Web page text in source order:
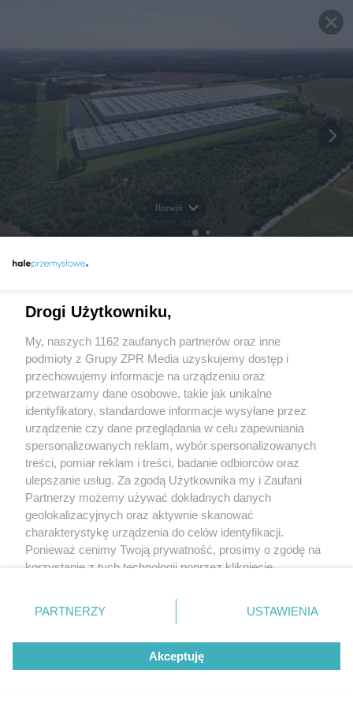
Rozwiń
Drogi Użytkowniku,
My, naszych 1162 zaufanych partnerów oraz inne
podmioty z Grupy ZPR Media uzyskujemy dostęp i
przechowujemy informacje na urządzeniu oraz
przetwarzamy dane osobowe, takie jak unikalne
identyfikatory, standardowe informacje wysyłane przez
urządzenie czy dane przeglądania w celu zapewniania
spersonalizowanych reklam, wybór spersonalizowanych
treści, pomiar reklam i treści, badanie odbiorców oraz
ulepszanie usług. Za zgodą Użytkownika my i Zaufani
Partnerzy możemy używać dokładnych danych
geolokalizacyjnych oraz aktywnie skanować
charakterystykę urządzenia do celów identyfikacji.
Ponieważ cenimy Twoją prywatność, prosimy o zgodę na
korzystanie z tych technologii poprzez kliknięcie
zmienić/wycofać klikając przycisk ustawień prywatności
znajdujący się w lewym dolnym rogu strony
rodzaje przetwarzania danych nie wymagają zgody
użytkownika, ale masz prawo sprzeciwić się takiemu
przetwarzaniu. Preferencje będą miały zastosowanie tylko
PARTNERZY USTAWIENIA
Akceptuję